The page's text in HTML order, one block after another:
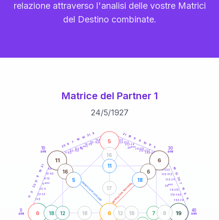
relazione attraverso l'analisi delle vostre Matrici
del Destino combinate.
Matrice del Partner 1
24/5/1927
generazione maschile generazione femminile
0
anni
10
anni
30
anni
40
anni
1-2,5
2,5-3,5
3,5-4
6-7,5
7,5-8,5
8,5-9
11-12,5
12,5-13,5
13,5-14
16-17,5
17,5-18,5
18,5-19
21-22,5
22,5-23,5
23,5-24
26-27,5
27,5-28,5
28,5-29
31-32,5
32,5-33,5
33,5-34
36-37,5
37,5-38,5
38,5-39
11
5
22
17
9
10
21
20
9
7
16
10
21
8 21
16
9
11
10
17
5
19
13
20
7
15
8
9
6
5
19
6
11 6
7
18
16
8
12
11
12 18
18
17
16
5
6
18
5anni
15 anni 25anni
35anni